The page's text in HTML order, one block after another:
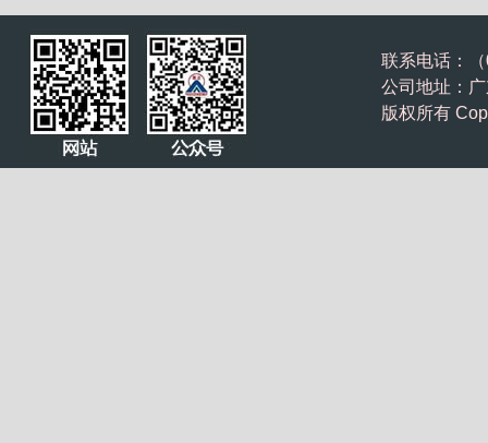
联系电话：
公司地址：
版权所有